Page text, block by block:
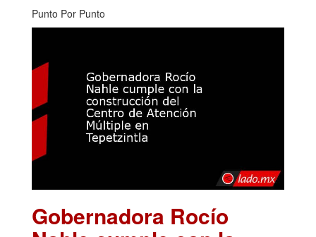
Punto Por Punto
Gobernadora Rocío